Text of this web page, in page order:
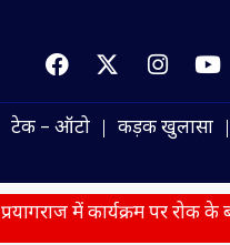
टेक – ऑटो कड़क खुलासा
पर रोक के बाद पवन खेड़ा का